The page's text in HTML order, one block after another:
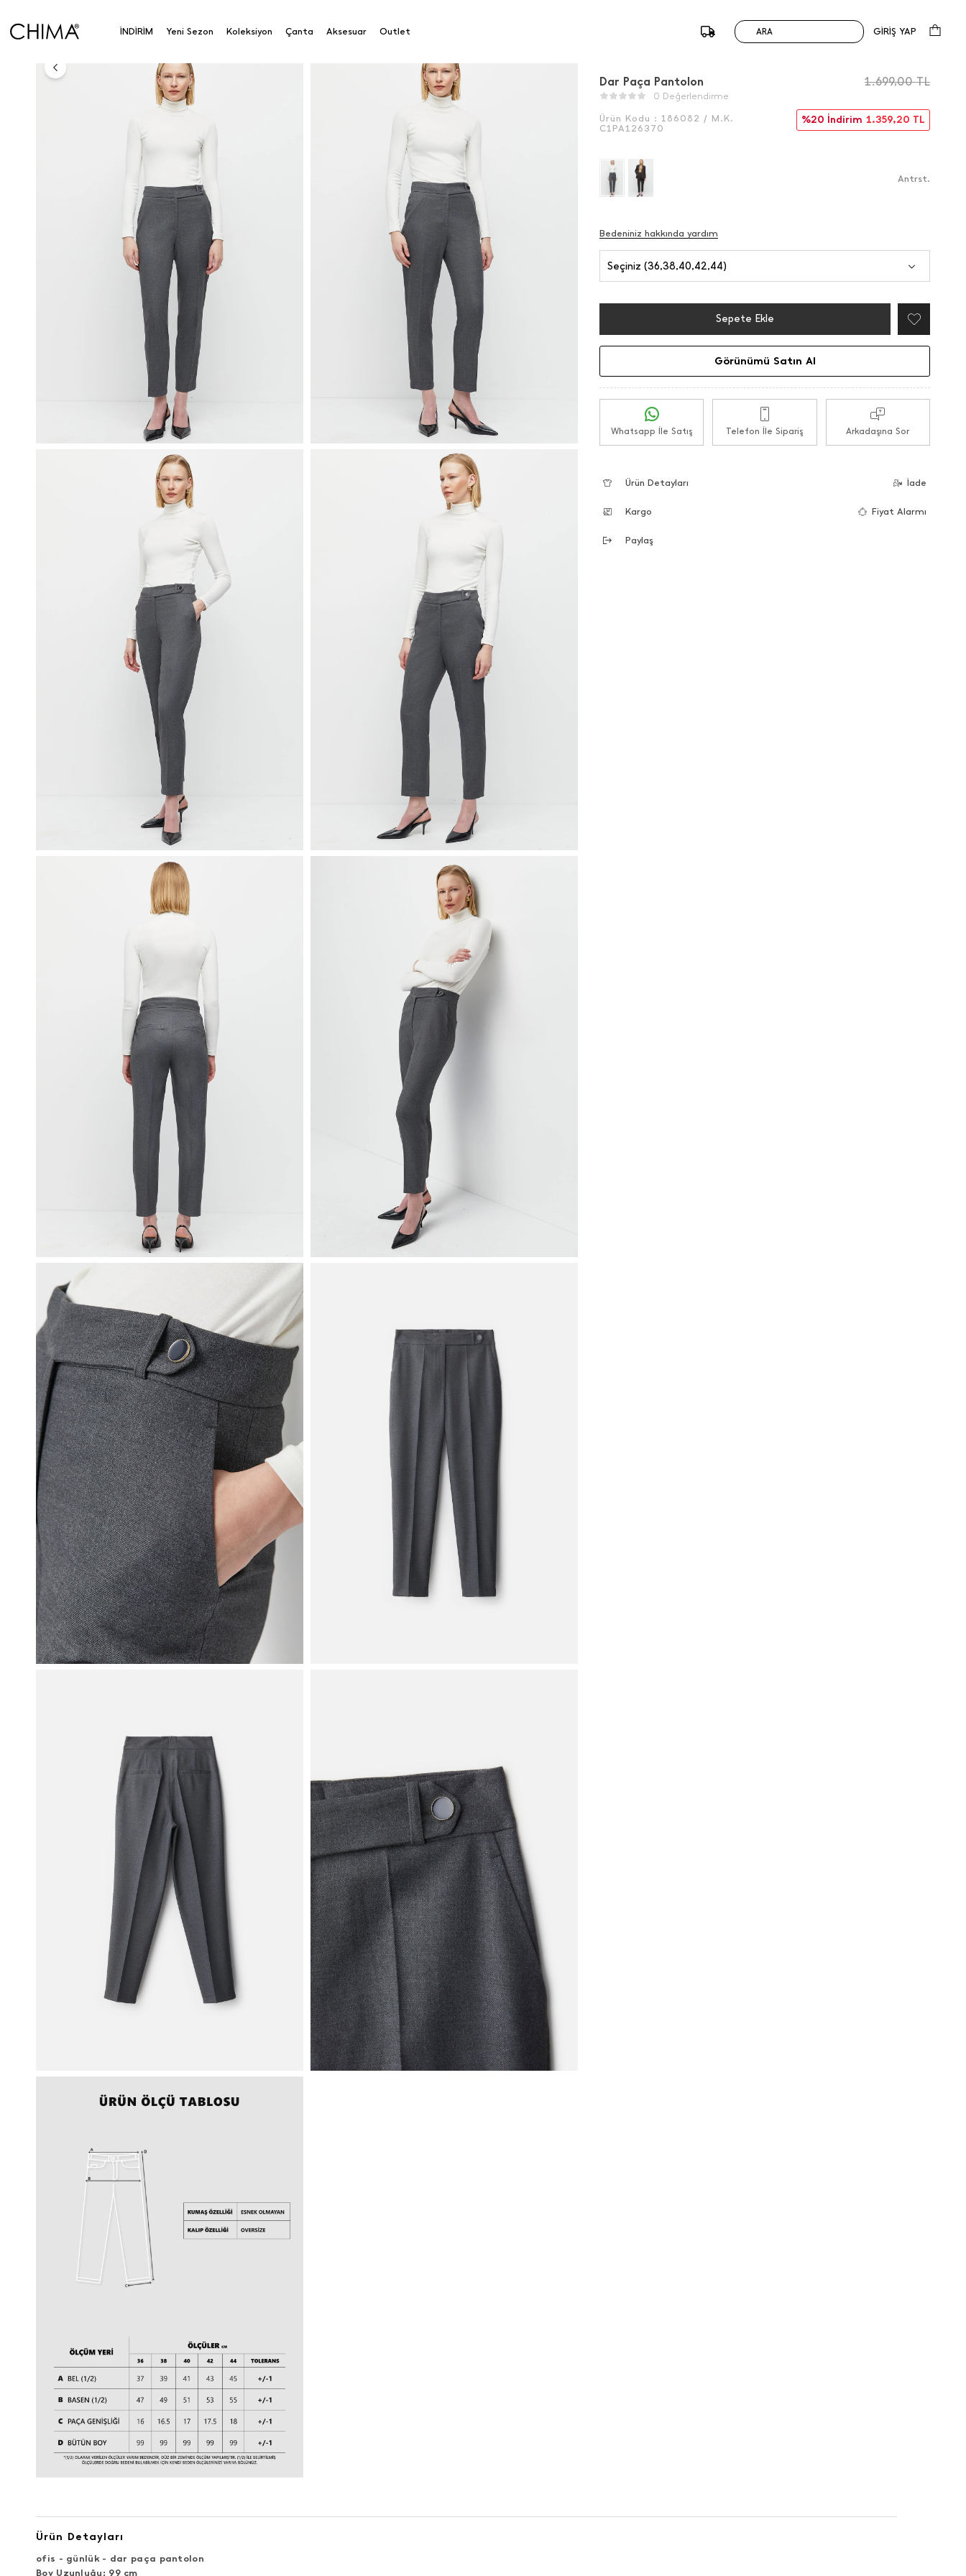
İNDİRİM Yeni Sezon Koleksiyon Çanta Aksesuar Outlet ARA GİRİŞ YAP
Anasayfa
Dar Paça Pantolon
0 Değerlendirme
Ürün Kodu : 186082 / M.K.
C1PA126370
1.699,00TL
%20 İndirim 1.359,20 TL
Antrst.
Bedeniniz hakkında yardım
Seçiniz (36,38,40,42,44)
Sepete Ekle
Görünümü Satın Al
Whatsapp İle Satış Telefon İle Sipariş Arkadaşına Sor
Ürün Detayları İade
Kargo Fiyat Alarmı
Paylaş
Ürün Detayları
ofis - günlük - dar paça pantolon
Boy Uzunluğu: 99 cm